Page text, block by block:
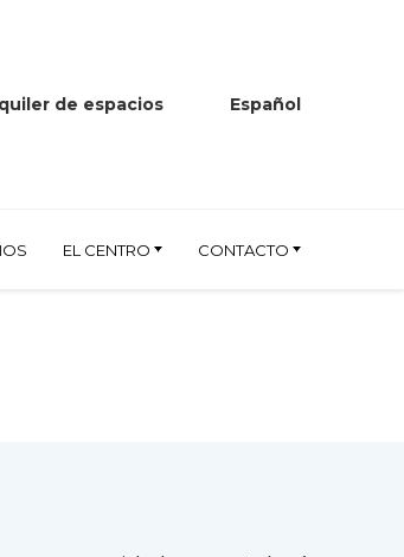
de espacios Español
EL CENTRO CONTACTO